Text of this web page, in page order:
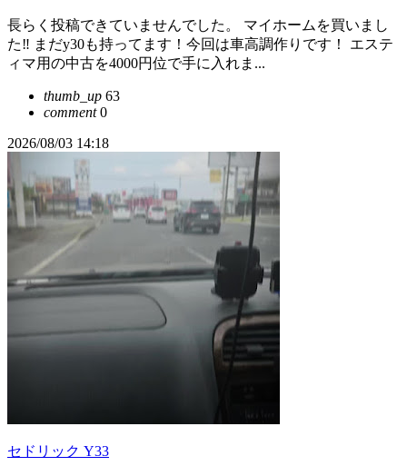
長らく投稿できていませんでした。 マイホームを買いまし
た‼️ まだy30も持ってます！今回は車高調作りです！ エステ
ィマ用の中古を4000円位で手に入れま...
thumb_up 63
comment0
2026/08/03 14:18
セドリック Y33